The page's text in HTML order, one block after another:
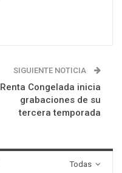
SIGUIENTE NOTICIA
Renta Congelada inicia
grabaciones de su
tercera temporada
Todas